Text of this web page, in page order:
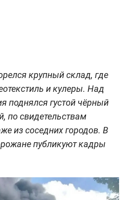
крупный склад, где
и кулеры. Над
поднялся густой чёрный
по свидетельствам
из соседних городов. В
публикуют кадры